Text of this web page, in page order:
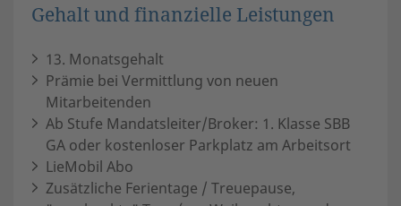
Gehalt und finanzielle Leistungen
13. Monatsgehalt
Prämie bei Vermittlung von neuen
Mitarbeitenden
Ab Stufe Mandatsleiter/Broker: 1. Klasse SBB
GA oder kostenloser Parkplatz am Arbeitsort
LieMobil Abo
Zusätzliche Ferientage / Treuepause,